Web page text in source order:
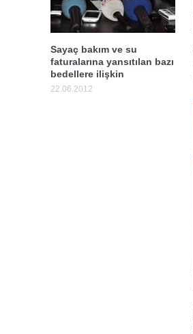
Sayaç bakım ve su
faturalarına yansıtılan bazı
bedellere ilişkin
22.06.2012